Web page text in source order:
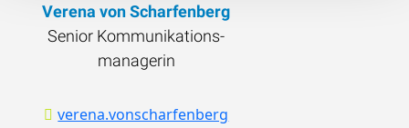
Verena von Scharfenberg
Senior Kommunikations­
managerin
verena.vonscharfenberg